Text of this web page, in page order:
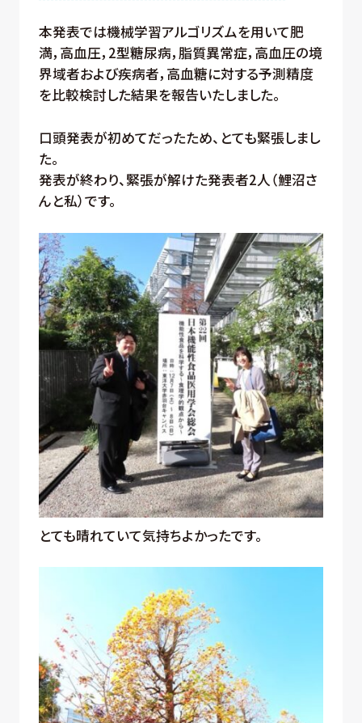
本発表では機械学習アルゴリズムを用いて肥
満，高血圧，2型糖尿病，脂質異常症，高血圧の境
界域者および疾病者，高血糖に対する予測精度
を比較検討した結果を報告いたしました。
口頭発表が初めてだったため、とても緊張しまし
た。
発表が終わり、緊張が解けた発表者2人（鯉沼さ
んと私）です。
とても晴れていて気持ちよかったです。